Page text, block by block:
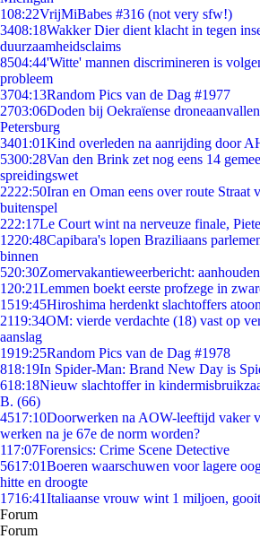
108:22VrijMiBabes #316 (not very sfw!)
3408:18Wakker Dier dient klacht in tegen
duurzaamheidsclaims
8504:44'Witte' mannen discrimineren is
probleem
3704:13Random Pics van de Dag #1977
2703:06Doden bij Oekraïense
Petersburg
3401:01Kind overleden na aanrijding door
5300:28Van den Brink zet nog eens 14
spreidingswet
2222:50Iran en Oman eens over route Straat
buitenspel
222:17Le Court wint na nerveuze finale,
1220:48Capibara's lopen Braziliaans
binnen
520:30Zomervakantieweerbericht:
1 20:21Lemmen boekt eerste profzege in
1519:45Hiroshima herdenkt slachtoffers
2119:34OM: vierde verdachte (18) vast op
aanslag
1919:25Random Pics van de Dag #1978
818:19In Spider-Man: Brand New Day is
618:18Nieuw slachtoffer in
B. (66)
4517:10Doorwerken na AOW-leeftijd vaker
werken na je 67e de norm worden?
117:07Forensics: Crime Scene Detective
5617:01Boeren waarschuwen voor lagere
hitte en droogte
1716:41Italiaanse vrouw wint 1 miljoen,
Forum
Forum